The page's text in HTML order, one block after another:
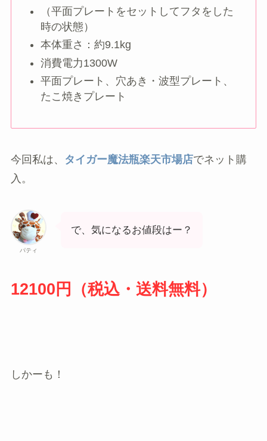
（平面プレートをセットしてフタをした
時の状態）
本体重さ：約9.1kg
消費電力1300W
平面プレート、穴あき・波型プレート、
たこ焼きプレート
今回私は、 タイガー魔法瓶楽天市場店でネット購
入。
パティ
で、気になるお値段はー？
12100円（税込・送料無料）
しかーも！